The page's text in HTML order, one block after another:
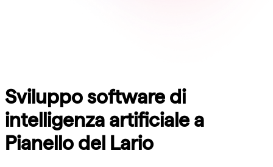
Sviluppo software di
intelligenza artificiale a
Pianello del Lario